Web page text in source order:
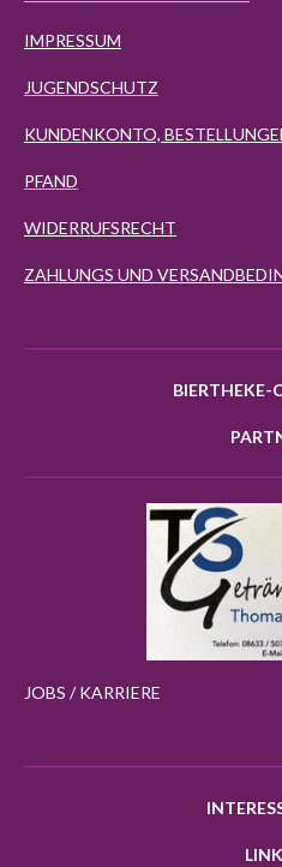
IMPRESSUM
JUGENDSCHUTZ
KUNDENKONTO,
PFAND
WIDERRUFSRECHT
ZAHLUNGS UND
BIERTHEKE-
JOBS / KARRIERE